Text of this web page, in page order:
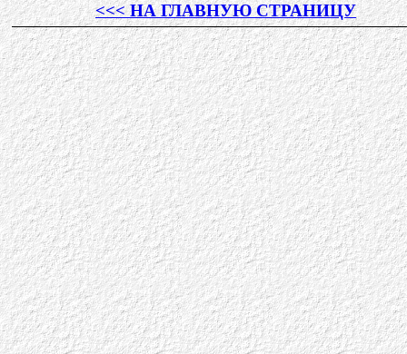
<<< НА ГЛАВНУЮ СТРАНИЦУ